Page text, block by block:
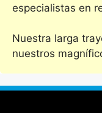
especialistas en
Nuestra larga
nuestros